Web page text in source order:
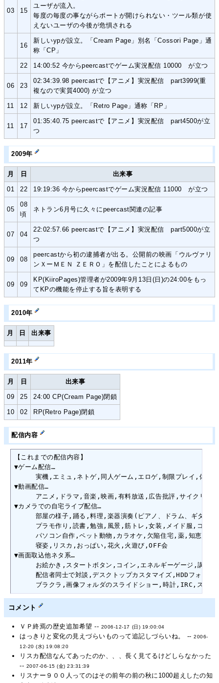
03 15
ユーザが流入。
毎度の毎度の事ながらポートが開けられない・ツール類が使
えないユーザの今後が危惧される
16
新しいypが設立。「Cream Page」別名「Cossori Page」通
称「CP」
22 14:00:52 今からpeercastでゲーム実況配信 10000 が立つ
06 23
02:34:39.98 peercastで【アニメ】実況配信 part3999(重
複なので実質4000) が立つ
11 12 新しいypが設立。「Retro Page」通称「RP」
11 17
01:35:40.75 peercastで【アニメ】実況配信 part4500が立
つ
2009年
月 日 出来事
01 22 19:19:36 今からpeercastでゲーム実況配信 11000 が立つ
05
08
頃
ネトラン6月号に久々にpeercast関連の記事
07 04
22:02:57.66 peercastで【アニメ】実況配信 part5000が立
つ
09 08
peercastから初の逮捕者が出る。公開前の映画「ウルヴァリ
ンＸーＭＥＮ ＺＥＲＯ」を配信したことによるもの
09 09
KP(KiiroPages)管理者が2009年9月13日(日)の24:00をもっ
てKPの機能を停止する旨を表明する
2010年
月 日 出来事
2011年
月 日 出来事
09 25 24:00 CP(Cream Page)閉鎖
10 02 RP(Retro Page)閉鎖
配信内容
【これまでの配信内容】
▼ゲーム配信…
実機,エミュ,ネトゲ,同人ゲーム,エロゲ,制限プレイ,体感
▼動画配信…
アニメ,ドラマ,音楽,映画,有料放送,広告批評,サイクリング
▼カメラでの自宅ライブ配信…
部屋の様子,踊る,料理,楽器演奏(ピアノ、ドラム、ギター、
プラモ作り,読書,勉強,風景,筋トレ,女装,メイド服,コスプ
パソコン自作,ペット動物,カラオケ,欠陥住宅,薬,知恵の輪
寝姿,リスカ,おっぱい,花火,火遊び,OFF会
▼画面取込他ネタ系…
お絵かき,スタートボタン,コイン,エネルギーゲージ,講座形
配信者同士で対談,デスクトップカスタマイズ,HDDフォーマ
ブラクラ,画像フォルダのスライドショー,時計,IRC,スレ
コメント
ＶＰ終焉の歴史追加希望 -- 2006-12-17 (日) 19:00:04
はっきりと変化の見えづらいものって追記しづらいね。 --2006-
12-20 (水) 19:08:20
リスカ配信なんてあったのか、、、長く見てるけどしらなかった
-- 2007-06-15 (金) 23:31:39
リスナー９００人ってのはその前年の前の秋に1000超えしたの知